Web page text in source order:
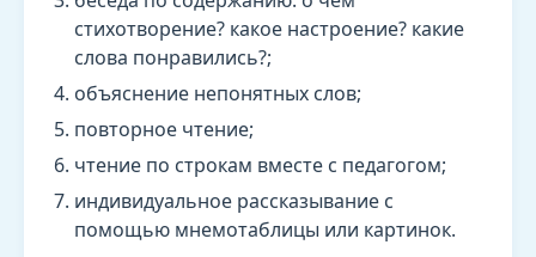
стихотворение? какое настроение? какие
слова понравились?;
объяснение непонятных слов;
повторное чтение;
чтение по строкам вместе с педагогом;
индивидуальное рассказывание с
помощью мнемотаблицы или картинок.